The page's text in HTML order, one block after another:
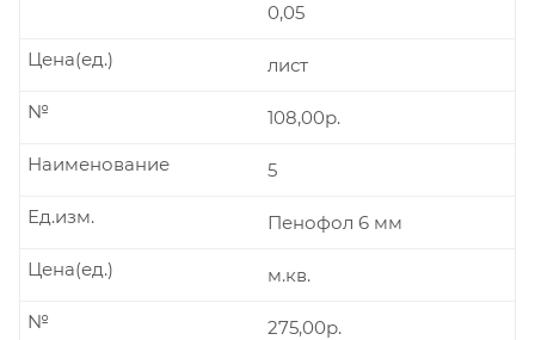
0,05
лист
Цена(ед.)
108,00р.
№
5
Наименование
Пенофол 6 мм
Ед.изм.
м.кв.
Цена(ед.)
275,00р.
№